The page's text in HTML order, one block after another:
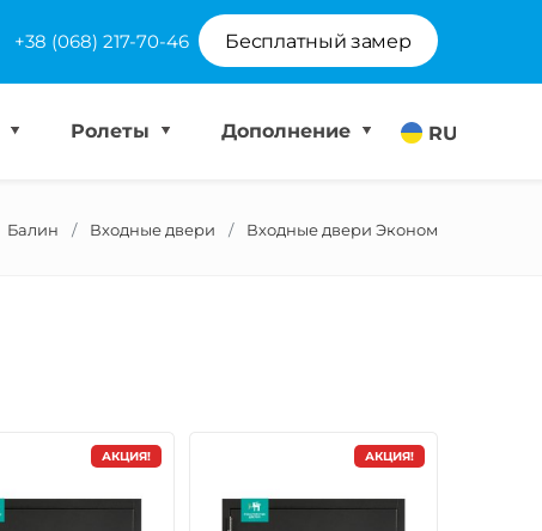
+38 (068) 217-70-46 Бесплатный замер
RU
Ролеты Дополнение
Балин Входные двери Входные двери Эконом
АКЦИЯ! АКЦИЯ!